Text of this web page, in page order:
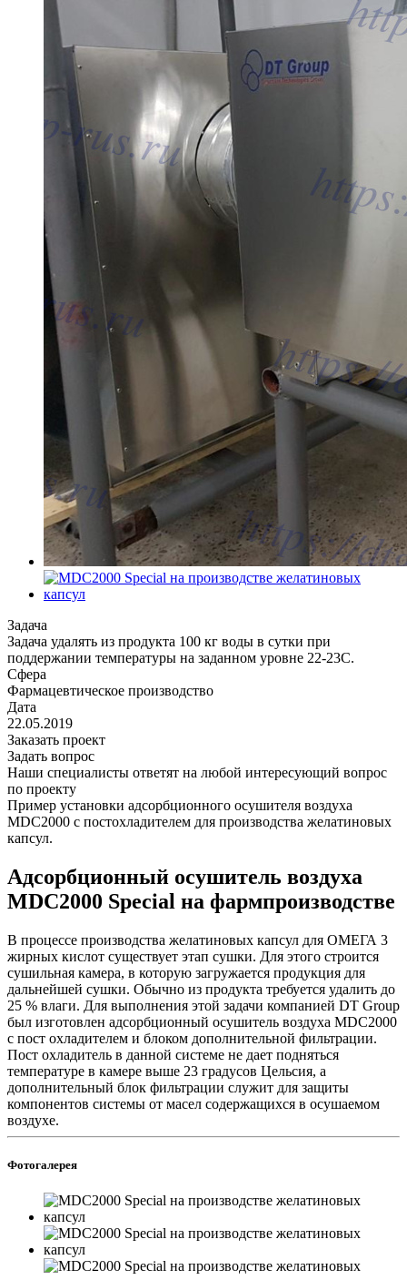
Задача
Задача удалять из продукта 100 кг воды в сутки при
поддержании температуры на заданном уровне 22-23С.
Сфера
Фармацевтическое производство
Дата
22.05.2019
Заказать проект
Задать вопрос
Наши специалисты ответят на любой интересующий вопрос
по проекту
Пример установки адсорбционного осушителя воздуха
MDC2000 с постохладителем для производства желатиновых
капсул.
Адсорбционный осушитель воздуха
MDC2000 Special на фармпроизводстве
В процессе производства желатиновых капсул для ОМЕГА 3
жирных кислот существует этап сушки. Для этого строится
сушильная камера, в которую загружается продукция для
дальнейшей сушки. Обычно из продукта требуется удалить до
25 % влаги. Для выполнения этой задачи компанией DT Group
был изготовлен адсорбционный осушитель воздуха MDC2000
c пост охладителем и блоком дополнительной фильтрации.
Пост охладитель в данной системе не дает подняться
температуре в камере выше 23 градусов Цельсия, а
дополнительный блок фильтрации служит для защиты
компонентов системы от масел содержащихся в осушаемом
воздухе.
Фотогалерея